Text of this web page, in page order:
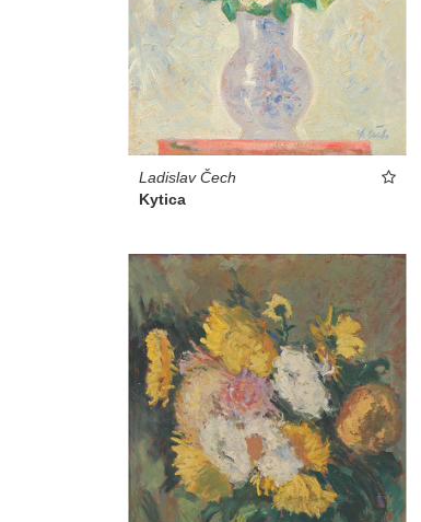
Ladislav Čech
Kytica